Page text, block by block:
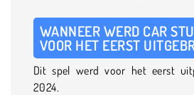
WANNEER WERD CAR
VOOR HET EERST
Dit spel werd voor het eerst
2024.